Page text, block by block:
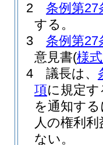
2
条例第27
する。
3
条例第27
意見書(様
4
議長は、
項に規定
を通知す
人の権利
ない。